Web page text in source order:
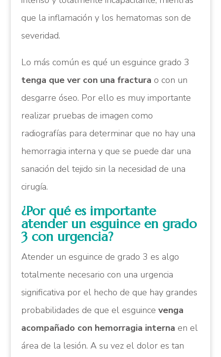
que la inflamación y los hematomas son de
severidad.
Lo más común es qué un esguince grado 3
tenga que ver con una fractura o con un
desgarre óseo. Por ello es muy importante
realizar pruebas de imagen como
radiografías para determinar que no hay una
hemorragia interna y que se puede dar una
sanación del tejido sin la necesidad de una
cirugía.
¿Por qué es importante
atender un esguince en grado
3 con urgencia?
Atender un esguince de grado 3 es algo
totalmente necesario con una urgencia
significativa por el hecho de que hay grandes
probabilidades de que el esguince venga
acompañado con hemorragia interna en el
área de la lesión. A su vez el dolor es tan